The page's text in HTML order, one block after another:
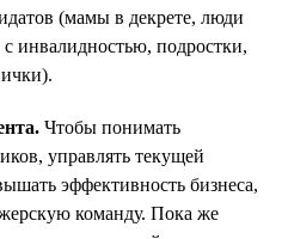
(мамы в декрете, люди
с инвалидностью, подростки,
Чтобы понимать
управлять текущей
эффективность бизнеса,
команду. Пока же